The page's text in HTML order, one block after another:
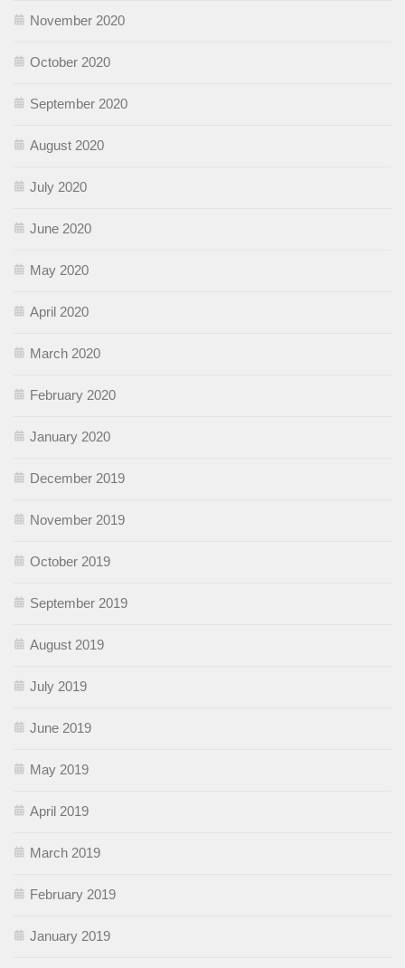
November 2020
October 2020
September 2020
August 2020
July 2020
June 2020
May 2020
April 2020
March 2020
February 2020
January 2020
December 2019
November 2019
October 2019
September 2019
August 2019
July 2019
June 2019
May 2019
April 2019
March 2019
February 2019
January 2019